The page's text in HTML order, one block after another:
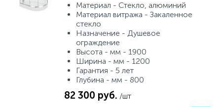
Материал - Стекло, алюминий
Материал витража - Закаленное
стекло
Назначение - Душевое
ограждение
Высота - мм - 1900
Ширина - мм - 1200
Гарантия - 5 лет
Глубина - мм - 800
82 300 руб. /шт